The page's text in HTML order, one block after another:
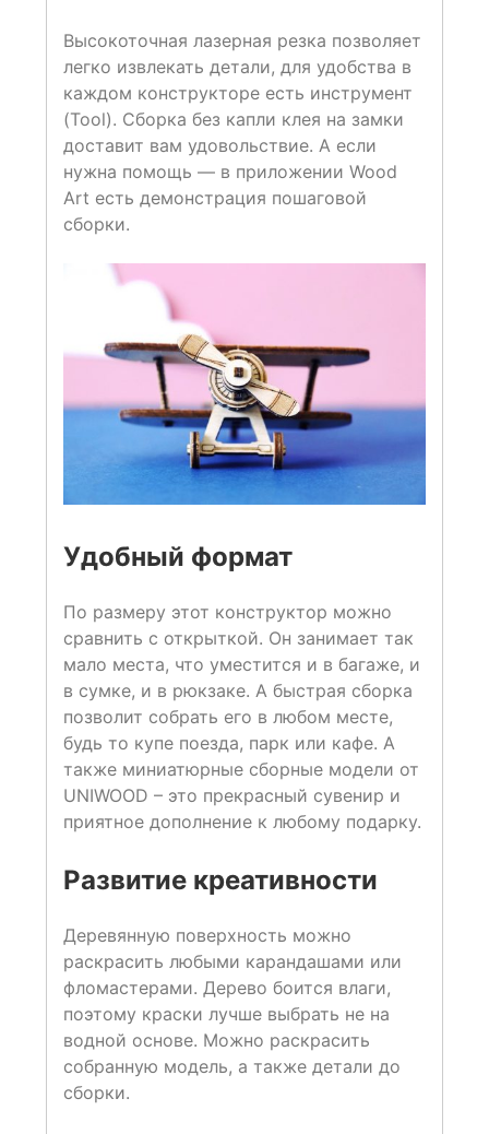
Высокоточная лазерная резка позволяет
легко извлекать детали, для удобства в
каждом конструкторе есть инструмент
(Tool). Сборка без капли клея на замки
доставит вам удовольствие. А если
нужна помощь — в приложении Wood
Art есть демонстрация пошаговой
сборки.
Удобный формат
По размеру этот конструктор можно
сравнить с открыткой. Он занимает так
мало места, что уместится и в багаже, и
в сумке, и в рюкзаке. А быстрая сборка
позволит собрать его в любом месте,
будь то купе поезда, парк или кафе. А
также миниатюрные сборные модели от
UNIWOOD – это прекрасный сувенир и
приятное дополнение к любому подарку.
Развитие креативности
Деревянную поверхность можно
раскрасить любыми карандашами или
фломастерами. Дерево боится влаги,
поэтому краски лучше выбрать не на
водной основе. Можно раскрасить
собранную модель, а также детали до
сборки.